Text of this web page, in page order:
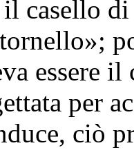
casello
essere
per
ciò